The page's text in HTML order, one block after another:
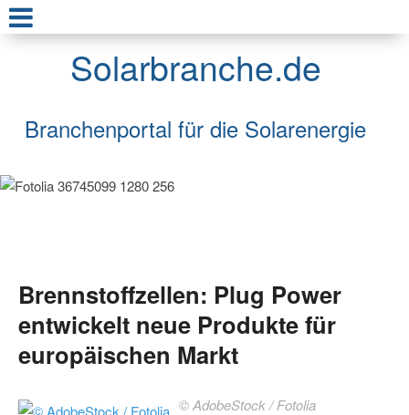
Solarbranche.de
Branchenportal für die Solarenergie
Brennstoffzellen: Plug Power
entwickelt neue Produkte für
europäischen Markt
© AdobeStock / Fotolia